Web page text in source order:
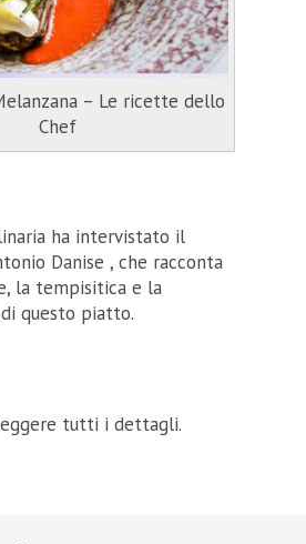
– Le ricette dello
Chef
ha intervistato il
Danise , che racconta
la tempisitica e la
questo piatto.
tutti i dettagli.